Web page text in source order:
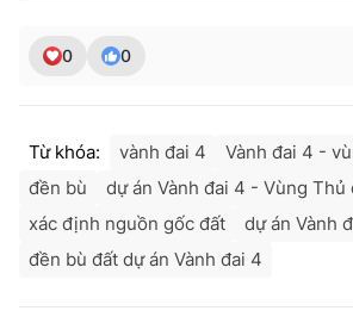
0 0
Từ khóa: vành đai 4
Vành đai 4 -
đền bù
dự án Vành đai 4 - Vùng Thủ
xác định nguồn gốc đất
dự án Vành
đền bù đất dự án Vành đai 4